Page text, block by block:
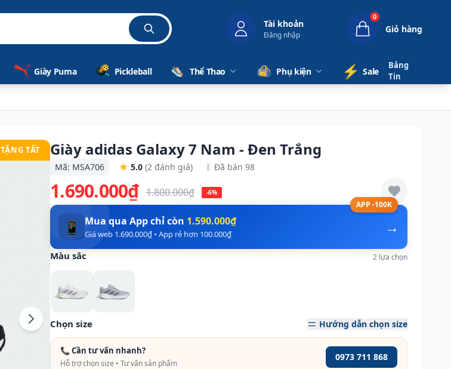
Tài khoản
Đăng nhập
0
Giỏ hàng
Giày Puma Pickleball Thể Thao Phụ kiện ⚡️ Sale
Bảng
Tin
TẶNG TẤT Giày adidas Galaxy 7 Nam - Đen Trắng
Mã: MSA706 5.0 (2 đánh giá) Đã bán 98
1.690.000₫ 1.800.000₫ -6%
APP -100K
→
📱 Mua qua App chỉ còn 1.590.000₫
Giá web 1.690.000₫ • App rẻ hơn 100.000₫
Màu sắc 2 lựa chọn
Chọn size Hướng dẫn chọn size
📞 Cần tư vấn nhanh?
Hỗ trợ chọn size • Tư vấn sản phẩm
0973 711 868